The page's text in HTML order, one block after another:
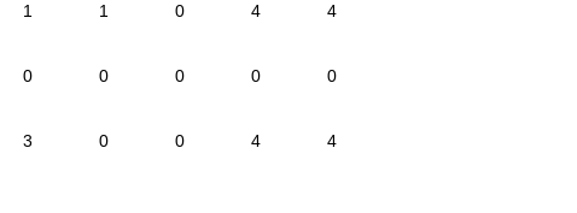
1 1 0 4 4
0 0 0 0 0
3 0 0 4 4